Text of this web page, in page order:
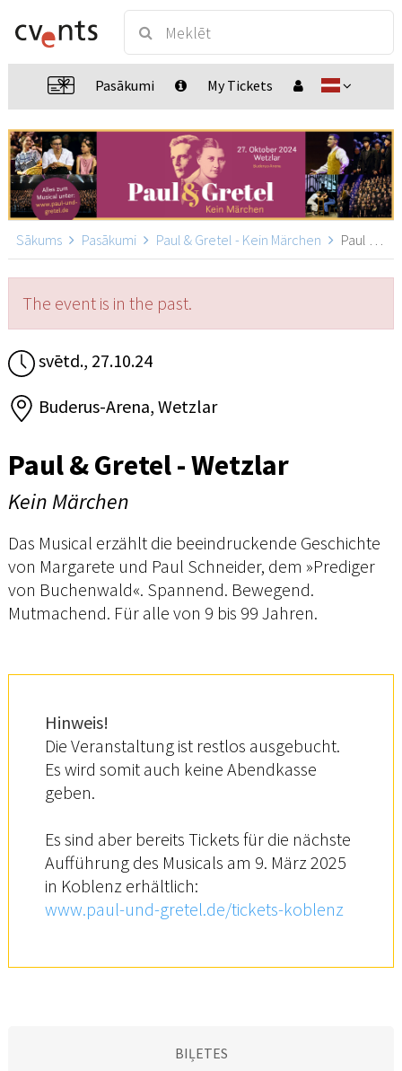
Pasākumi My Tickets
Sākums Pasākumi Paul & Gretel - Kein Märchen Paul & Gretel - Wetzlar, Wetzlar
The event is in the past.
svētd., 27.10.24
Buderus-Arena, Wetzlar
Paul & Gretel - Wetzlar
Kein Märchen
Das Musical erzählt die beeindruckende Geschichte
von Margarete und Paul Schneider, dem »Prediger
von Buchenwald«. Spannend. Bewegend.
Mutmachend. Für alle von 9 bis 99 Jahren.
Hinweis!
Die Veranstaltung ist restlos ausgebucht.
Es wird somit auch keine Abendkasse
geben.
Es sind aber bereits Tickets für die nächste
Aufführung des Musicals am 9. März 2025
in Koblenz erhältlich:
www.paul-und-gretel.de/tickets-koblenz
BIĻETES